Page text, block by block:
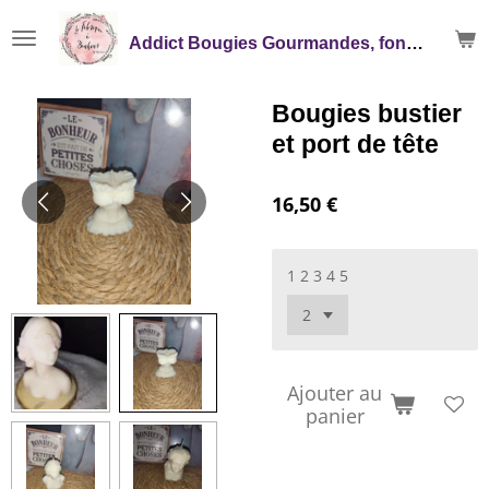
au
Addict Bougies Gourmandes, fondants, Mikado
Bougies bustier
et port de tête
16,50 €
1 2 3 4 5
Ajouter au
panier